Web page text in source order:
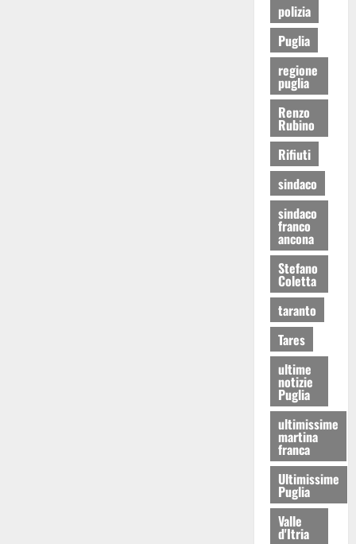
polizia
Puglia
regione
puglia
Renzo
Rubino
Rifiuti
sindaco
sindaco
franco
ancona
Stefano
Coletta
taranto
Tares
ultime
notizie
Puglia
ultimissime
martina
franca
Ultimissime
Puglia
Valle
d'Itria